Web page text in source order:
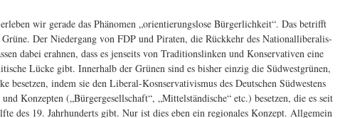
wir gera­de das Phä­no­men „ori­en­tie­rungs­lo­se Bür­ger­lich­keit“. Das betrifft
Der Nie­der­gang von FDP und Pira­ten, die Rück­kehr des Natio­nal­li­be­ra­lis­
dabei erah­nen, dass es jen­seits von Tra­di­ti­ons­lin­ken und Kon­ser­va­ti­ven eine
Lücke gibt. Inner­halb der Grü­nen sind es bis­her ein­zig die Süd­west­grü­nen,
beset­zen, indem sie den Libe­ral-Kosn­ser­va­ti­vis­mus des Deut­schen Süd­wes­tens
Kon­zep­ten („Bür­ger­ge­sell­schaft“, „Mit­tel­stän­di­sche“ etc.) beset­zen, die es seit
des 19. Jahr­hun­derts gibt. Nur ist dies eben ein regio­na­les Kon­zept. All­ge­mein